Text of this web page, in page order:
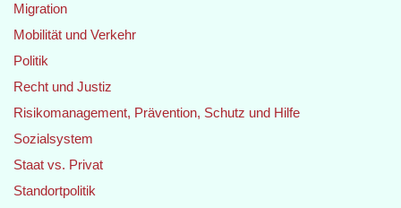
Migration
Mobilität und Verkehr
Politik
Recht und Justiz
Risikomanagement, Prävention, Schutz und Hilfe
Sozialsystem
Staat vs. Privat
Standortpolitik